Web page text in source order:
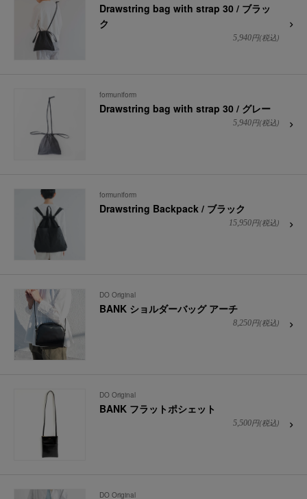
Drawstring bag with strap 30 / ブラッ
ク
5,940円(税込)
formuniform
Drawstring bag with strap 30 / グレー
5,940円(税込)
formuniform
Drawstring Backpack / ブラック
15,950円(税込)
DO Original
BANK ショルダーバッグ アーチ
8,250円(税込)
DO Original
BANK フラットポシェット
5,500円(税込)
DO Original